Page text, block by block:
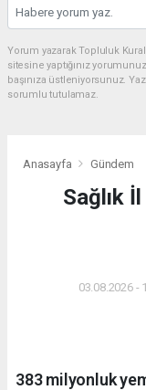
Yorum yazarak Topluluk
sitesine yaptığınız
başınıza üstleniyorsunuz.
sorumlu tutulamaz.
Anasayfa Gündem
Sağlık
03.08.2026 -
383 milyonluk